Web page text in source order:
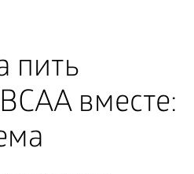
пить
вместе: